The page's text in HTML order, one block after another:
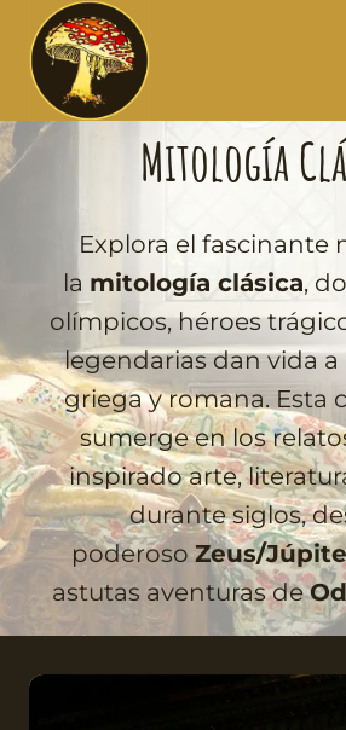
Mitología
Explora el fascinante
la mitología clásica,
olímpicos, héroes
legendarias dan vida a
griega y romana. Esta
sumerge en los
inspirado arte,
durante siglos,
poderosoZeus/
astutas aventuras de